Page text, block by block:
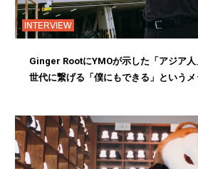
INTERVIEW
Ginger RootにYMOが示した「アジア
世代に繋げる「僕にもできる」という